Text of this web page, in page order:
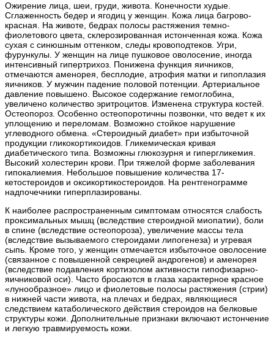
Ожирение лица, шеи, груди, живота. Конечности худые.
Сглаженность бедер и ягодиц у женщин. Кожа лица багрово-
красная. На животе, бедрах полосы растяжения темно-
фиолетового цвета, склерозированная истонченная кожа. Кожа
сухая с синюшным оттенком, следы кровоподтеков. Угри,
фурункулы. У женщин на лице пушковое оволосение, иногда
интенсивный гипертрихоз. Понижена функция яичников,
отмечаются аменорея, бесплодие, атрофия матки и гипоплазия
яичников. У мужчин падение половой потенции. Артериальное
давление повышено. Высокое содержание гемоглобина,
увеличено количество эритроцитов. Изменена структура костей.
Остеопороз. Особенно остеопоротичны позвонки, что ведет к их
уплощению и переломам. Возможно стойкое нарушение
углеводного обмена. «Стероидный диабет» при избыточной
продукции гликокортикоидов. Гликемическая кривая
диабетического типа. Возможны глюкозурня и гипергликемия.
Высокий холестерин крови. При тяжелой форме заболевания
гипокалиемия. Небольшое повышение количества 17-
кетостероидов и оксикортикостероидов. На рентгенограмме
надпочечники гиперплазированы.
К наиболее распространенным симптомам относятся слабость
проксимальных мышц (вследствие стероидной миопатии), боли
в спине (вследствие остеопороза), увеличение массы тела
(вследствие вызываемого стероидами липогенеза) и угревая
сыпь. Кроме того, у женщин отмечается избыточное оволосение
(связанное с повышенной секрецией андрогенов) и аменорея
(вследствие подавления кортизолом активности гипофизарно-
яичниковой оси). Часто бросаются в глаза характерное красное
«лунообразное» лицо и фиолетовые полосы растяжения (стрии)
в нижней части живота, на плечах и бедрах, являющиеся
следствием катаболического действия стероидов на белковые
структуры кожи. Дополнительные признаки включают истончение
и легкую травмируемость кожи.